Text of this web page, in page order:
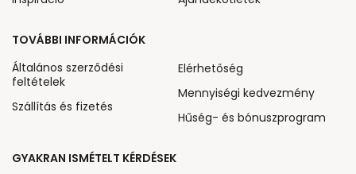
TOVÁBBI INFORMÁCIÓK
Általános szerződési
feltételek
Szállítás és fizetés
Elérhetőség
Mennyiségi kedvezmény
Hűség- és bónuszprogram
GYAKRAN ISMÉTELT KÉRDÉSEK